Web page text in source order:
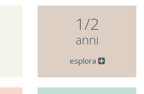
1/2
anni
esplora